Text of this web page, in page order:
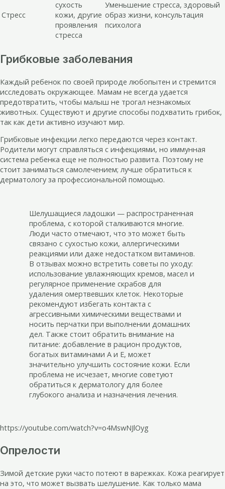
Стресс
сухость
кожи, другие
проявления
стресса
Уменьшение стресса, здоровый
образ жизни, консультация
психолога
Грибковые заболевания
Каждый ребенок по своей природе любопытен и стремится
исследовать окружающее. Мамам не всегда удается
предотвратить, чтобы малыш не трогал незнакомых
животных. Существуют и другие способы подхватить грибок,
так как дети активно изучают мир.
Грибковые инфекции легко передаются через контакт.
Родители могут справляться с инфекциями, но иммунная
система ребенка еще не полностью развита. Поэтому не
стоит заниматься самолечением; лучше обратиться к
дерматологу за профессиональной помощью.
Шелушащиеся ладошки — распространенная
проблема, с которой сталкиваются многие.
Люди часто отмечают, что это может быть
связано с сухостью кожи, аллергическими
реакциями или даже недостатком витаминов.
В отзывах можно встретить советы по уходу:
использование увлажняющих кремов, масел и
регулярное применение скрабов для
удаления омертвевших клеток. Некоторые
рекомендуют избегать контакта с
агрессивными химическими веществами и
носить перчатки при выполнении домашних
дел. Также стоит обратить внимание на
питание: добавление в рацион продуктов,
богатых витаминами A и E, может
значительно улучшить состояние кожи. Если
проблема не исчезает, многие советуют
обратиться к дерматологу для более
глубокого анализа и назначения лечения.
https://youtube.com/watch?v=o4MswNJlOyg
Опрелости
Зимой детские руки часто потеют в варежках. Кожа реагирует
на это, что может вызвать шелушение. Как только мама